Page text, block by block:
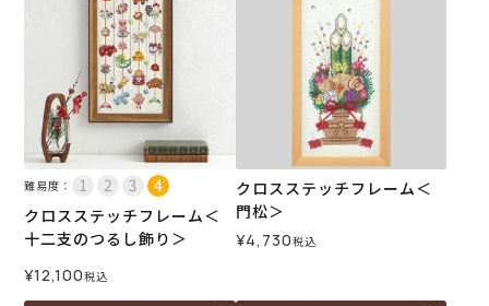
難易度：
クロスステッチフレーム＜
十二支のつるし飾り＞
¥12,100税込
クロスステッチフレーム＜
門松＞
¥4,730税込